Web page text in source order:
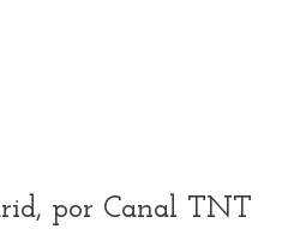
por Canal TNT